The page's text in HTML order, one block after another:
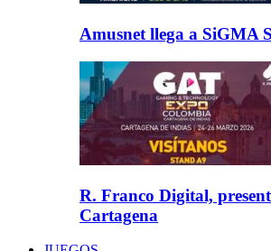
Amusnet llega a SiGMA
R. Franco Digital,
Cartagena